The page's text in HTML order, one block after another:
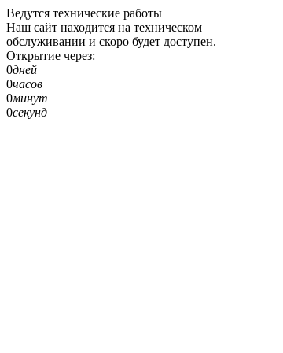
Ведутся технические работы
Наш сайт находится на техническом
обслуживании и скоро будет доступен.
Открытие через:
0дней
0часов
0минут
0секунд